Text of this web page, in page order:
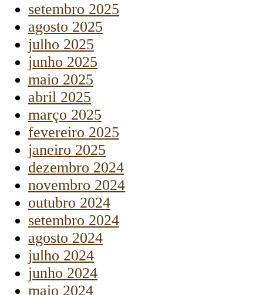
setembro 2025
agosto 2025
julho 2025
junho 2025
maio 2025
abril 2025
março 2025
fevereiro 2025
janeiro 2025
dezembro 2024
novembro 2024
outubro 2024
setembro 2024
agosto 2024
julho 2024
junho 2024
maio 2024